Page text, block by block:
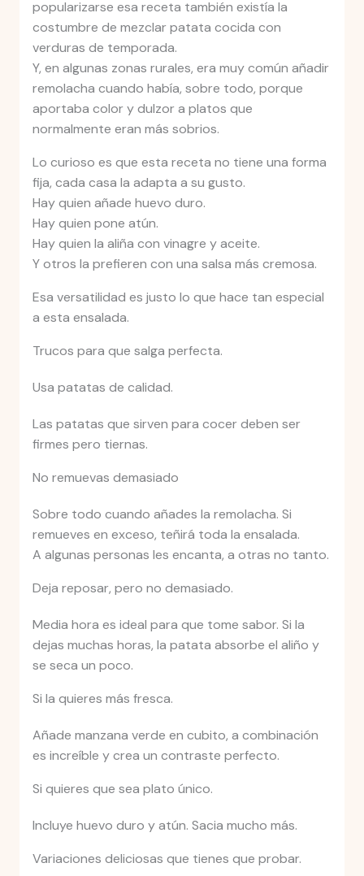
popularizarse esa receta también existía la
costumbre de mezclar patata cocida con
verduras de temporada.
Y, en algunas zonas rurales, era muy común añadir
remolacha cuando había, sobre todo, porque
aportaba color y dulzor a platos que
normalmente eran más sobrios.
Lo curioso es que esta receta no tiene una forma
fija, cada casa la adapta a su gusto.
Hay quien añade huevo duro.
Hay quien pone atún.
Hay quien la aliña con vinagre y aceite.
Y otros la prefieren con una salsa más cremosa.
Esa versatilidad es justo lo que hace tan especial
a esta ensalada.
Trucos para que salga perfecta.
Usa patatas de calidad.
Las patatas que sirven para cocer deben ser
firmes pero tiernas.
No remuevas demasiado
Sobre todo cuando añades la remolacha. Si
remueves en exceso, teñirá toda la ensalada.
A algunas personas les encanta, a otras no tanto.
Deja reposar, pero no demasiado.
Media hora es ideal para que tome sabor. Si la
dejas muchas horas, la patata absorbe el aliño y
se seca un poco.
Si la quieres más fresca.
Añade manzana verde en cubito, a combinación
es increíble y crea un contraste perfecto.
Si quieres que sea plato único.
Incluye huevo duro y atún. Sacia mucho más.
Variaciones deliciosas que tienes que probar.